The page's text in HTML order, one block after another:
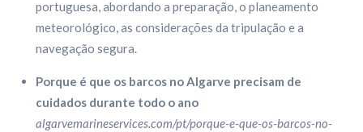
portuguesa, abordando a preparação, o planeamento
meteorológico, as considerações da tripulação e a
navegação segura.
Porque é que os barcos no Algarve precisam de
cuidados durante todo o ano
algarvemarineservices.com/pt/porque-e-que-os-barcos-no-